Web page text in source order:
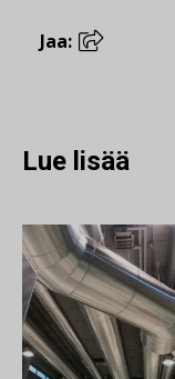
Jaa:
Lue lisää